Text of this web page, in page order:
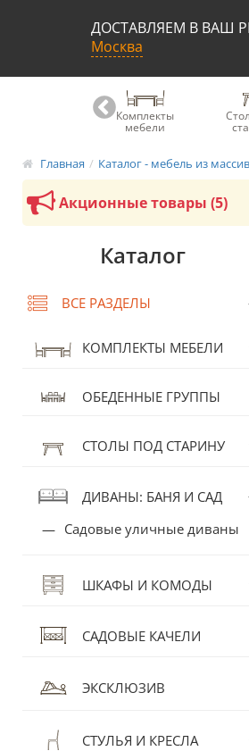
ДОСТАВЛЯЕМ В ВАШ
Москва
Комплекты
мебели
Главная Каталог - мебель из
Акционные товары (5)
Каталог
ВСЕ РАЗДЕЛЫ
КОМПЛЕКТЫ МЕБЕЛИ
ОБЕДЕННЫЕ ГРУППЫ
СТОЛЫ ПОД СТАРИНУ
ДИВАНЫ: БАНЯ И САД
Садовые уличные диваны
ШКАФЫ И КОМОДЫ
САДОВЫЕ КАЧЕЛИ
ЭКСКЛЮЗИВ
СТУЛЬЯ И КРЕСЛА